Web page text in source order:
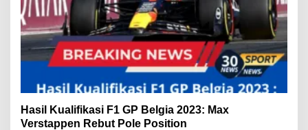
Hasil Kualifikasi F1 GP Belgia 2023: Max
Verstappen Rebut Pole Position